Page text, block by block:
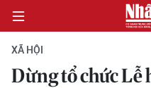
XÃ HỘI
Dừng tổ chức Lễ